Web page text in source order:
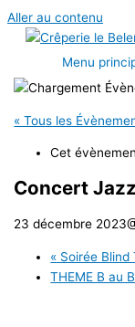
Aller au contenu
Menu
« Tous les
Cet
Concert
23 décembre
« Soirée Blind
THEME B au